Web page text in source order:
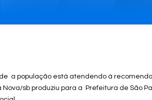
a população está atendendo à
Nova/sb produziu para a Prefeitura de São